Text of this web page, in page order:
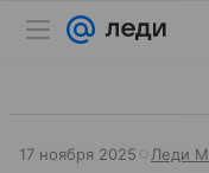
17 ноября 2025 Леди